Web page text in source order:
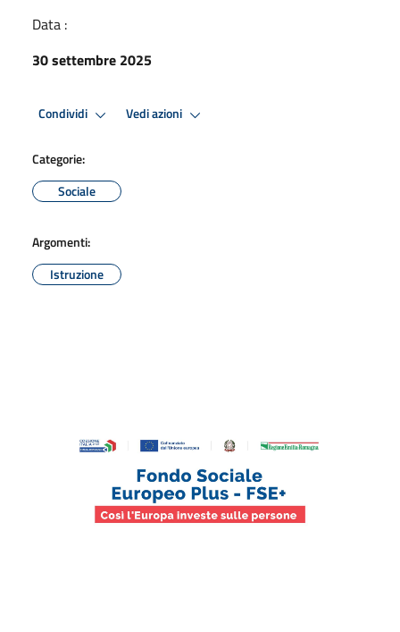
Data :
30 settembre 2025
Condividi Vedi azioni
Categorie:
Sociale
Argomenti:
Istruzione